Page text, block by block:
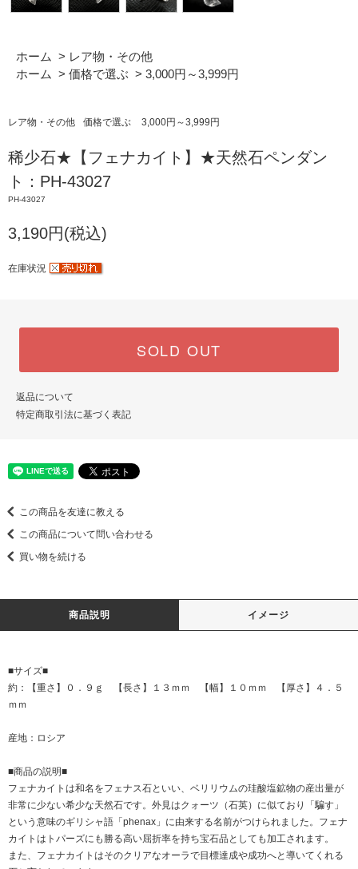
ホーム > レア物・その他
ホーム > 価格で選ぶ > 3,000円～3,999円
レア物・その他 価格で選ぶ 3,000円～3,999円
稀少石★【フェナカイト】★天然石ペンダン
ト：PH-43027
PH-43027
3,190円(税込)
在庫状況
SOLD OUT
返品について
特定商取引法に基づく表記
この商品を友達に教える
この商品について問い合わせる
買い物を続ける
商品説明 イメージ
■サイズ■
約：【重さ】０．９ｇ 【長さ】１３ｍｍ 【幅】１０ｍｍ 【厚さ】４．５
ｍｍ
産地：ロシア
■商品の説明■
フェナカイトは和名をフェナス石といい、ベリリウムの珪酸塩鉱物の産出量が
非常に少ない希少な天然石です。外見はクォーツ（石英）に似ており「騙す」
という意味のギリシャ語「phenax」に由来する名前がつけられました。フェナ
カイトはトパーズにも勝る高い屈折率を持ち宝石品としても加工されます。
また、フェナカイトはそのクリアなオーラで目標達成や成功へと導いてくれる